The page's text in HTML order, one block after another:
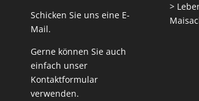
Schicken Sie uns eine E-
Mail.
Gerne können Sie auch
einfach unser
Kontaktformular
verwenden.
>